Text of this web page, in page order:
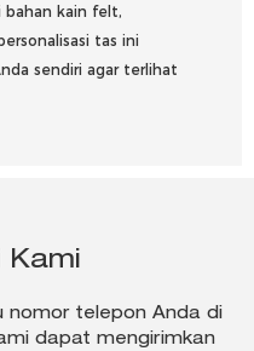
bahan kain felt,
tas ini
sendiri agar terlihat
Kami
nomor telepon Anda di
dapat mengirimkan